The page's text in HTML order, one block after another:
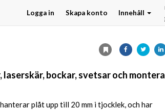
Logga in Skapa konto Innehåll
bockar, svetsar och
plåt upp till 20 mm i tjocklek, och har